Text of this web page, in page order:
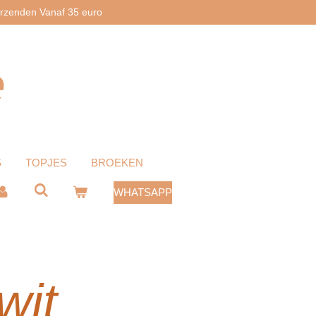
Vanaf 35 euro
TOPJES BROEKEN
WHATSAPP